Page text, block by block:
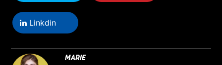
Linkdin
MARIE